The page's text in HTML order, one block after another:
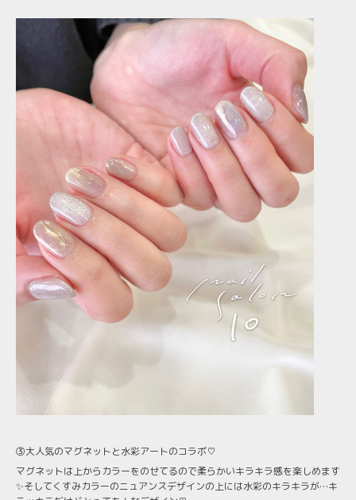
③大人気のマグネットと水彩アートのコラボ♡
マグネットは上からカラーをのせてるので柔らかいキラキラ感を楽しめます
✨そしてくすみカラーのニュアンスデザインの上には水彩のキラキラが…キ